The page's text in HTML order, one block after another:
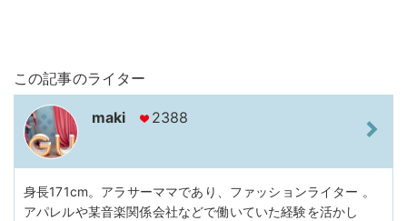
この記事のライター
maki 2388
身長171cm。アラサーママであり、ファッションライター 。
アパレルや某音楽関係会社などで働いていた経験を活かし